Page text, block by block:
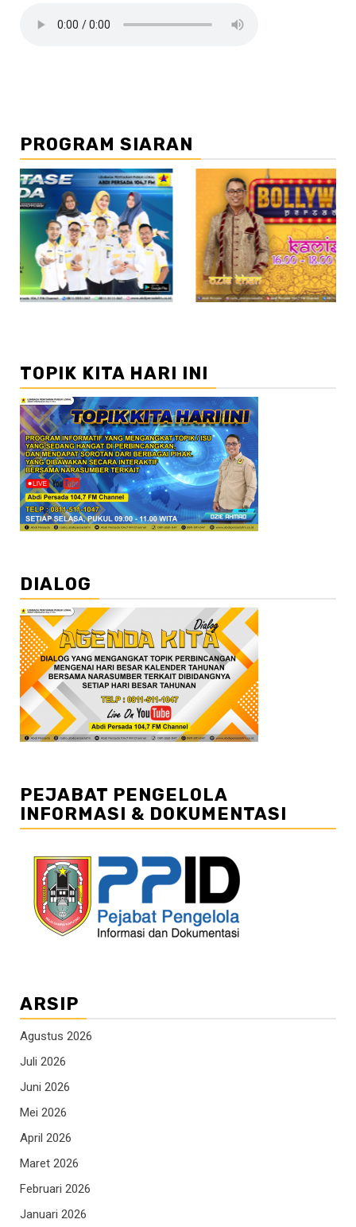
PROGRAM SIARAN
//2
TOPIK KITA HARI INI
DIALOG
PEJABAT PENGELOLA
INFORMASI & DOKUMENTASI
ARSIP
Agustus 2026
Juli 2026
Juni 2026
Mei 2026
April 2026
Maret 2026
Februari 2026
Januari 2026